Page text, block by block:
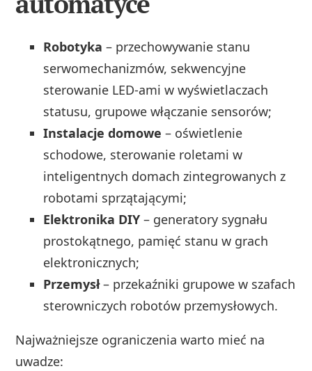
Robotyka – przechowywanie stanu
serwomechanizmów, sekwencyjne
sterowanie LED-ami w wyświetlaczach
statusu, grupowe włączanie sensorów;
Instalacje domowe – oświetlenie
schodowe, sterowanie roletami w
inteligentnych domach zintegrowanych z
robotami sprzątającymi;
Elektronika DIY – generatory sygnału
prostokątnego, pamięć stanu w grach
elektronicznych;
Przemysł– przekaźniki grupowe w szafach
sterowniczych robotów przemysłowych.
Najważniejsze ograniczenia warto mieć na
uwadze: